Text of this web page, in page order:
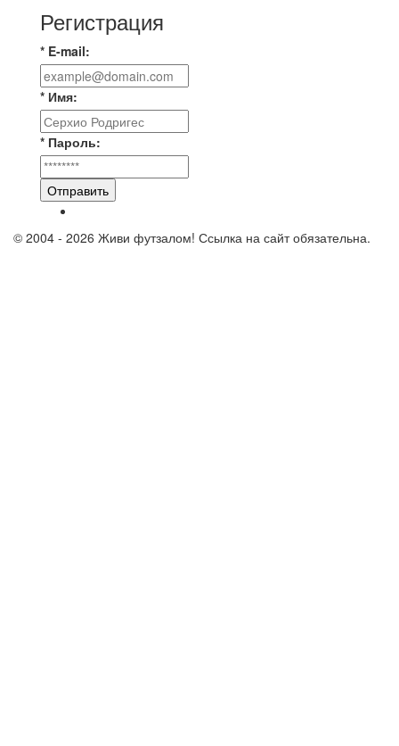
Регистрация
* E-mail:
* Имя:
* Пароль:
Отправить
© 2004 - 2026 Живи футзалом! Ссылка на сайт обязательна.